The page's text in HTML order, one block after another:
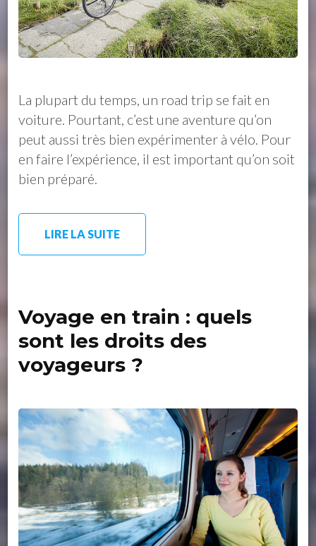
La plupart du temps, un road trip se fait en
voiture. Pourtant, c’est une aventure qu’on
peut aussi très bien expérimenter à vélo. Pour
en faire l’expérience, il est important qu’on soit
bien préparé.
LIRE LA SUITE
Voyage en train : quels
sont les droits des
voyageurs ?